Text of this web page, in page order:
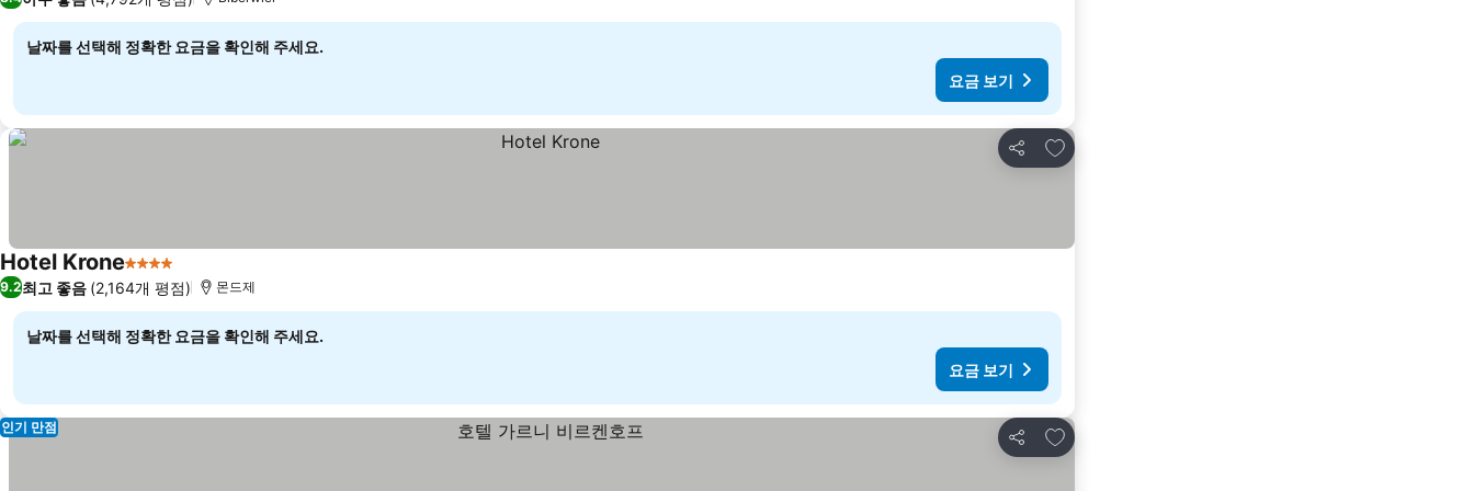
날짜를 선택해 정확한 요금을 확인해 주세요.
요금 보기
공유
즐겨찾기에 추가
Hotel Krone4 성급
9.2최고 좋음 (2,164개 평점) 몬드제
날짜를 선택해 정확한 요금을 확인해 주세요.
요금 보기
공유
즐겨찾기에 추가
인기 만점